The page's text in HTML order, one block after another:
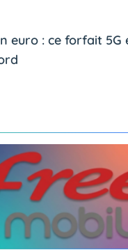
euro : ce forfait 5G